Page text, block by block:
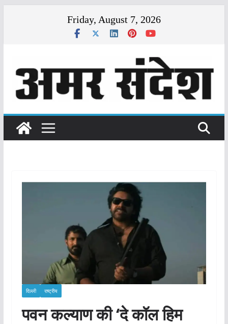
Friday, August 7, 2026
दिल्ली राष्ट्रीय
पवन कल्याण की ‘दे कॉल हिम